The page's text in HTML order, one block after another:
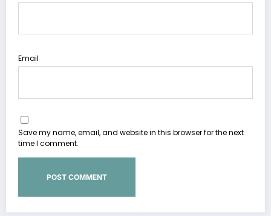
Email
Save my name, email, and website in this browser for the next
time I comment.